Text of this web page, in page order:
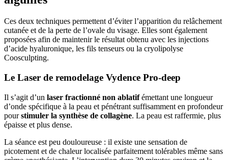
Ces deux techniques permettent d’éviter l’apparition du relâchement
cutanée et de la perte de l’ovale du visage. Elles sont également
proposées afin de maintenir le résultat obtenu avec les injections
d’acide hyaluronique, les fils tenseurs ou la cryolipolyse
Coosculpting.
Le Laser de remodelage Vydence Pro-deep
Il s’agit d’un laser fractionné non ablatifémettant une longueur
d’onde spécifique à la peau et pénétrant suffisamment en profondeur
pourstimuler la synthèse de collagène. La peau est raffermie, plus
épaisse et plus dense.
La séance est peu douloureuse : il existe une sensation de
picotement et de chaleur localisée parfaitement tolérables même sans